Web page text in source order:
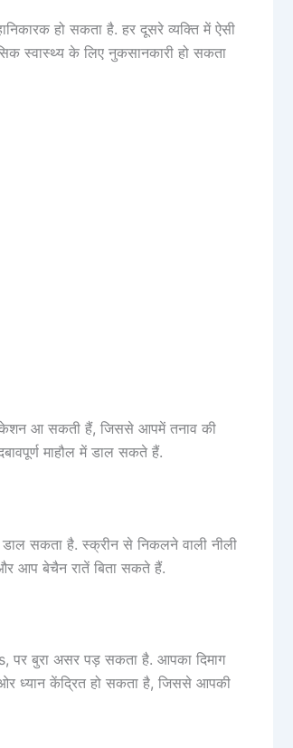
हो सकता है. हर दूसरे व्यक्ति में ऐसी
स्वास्थ्य के लिए नुकसानकारी हो सकता
आ सकती हैं, जिससे आपमें तनाव की
माहौल में डाल सकते हैं.
सकता है. स्क्रीन से निकलने वाली नीली
आप बेचैन रातें बिता सकते हैं.
बुरा असर पड़ सकता है. आपका दिमाग
ध्यान केंद्रित हो सकता है, जिससे आपकी